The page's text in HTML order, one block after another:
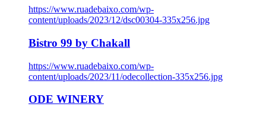
https://www.ruadebaixo.com/wp-
content/uploads/2023/12/dsc00304-335x256.jpg
Bistro 99 by Chakall
https://www.ruadebaixo.com/wp-
content/uploads/2023/11/odecollection-335x256.jpg
ODE WINERY